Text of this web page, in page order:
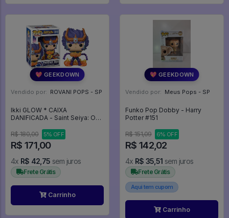
💖 GEEKDOWN
Vendido por: ROVANI POPS - SP
Ikki GLOW * CAIXA
DANIFICADA - Saint Seiya: Os
R$ 180,00
5% OFF
R$ 171,00
4x R$ 42,75 sem juros
Frete Grátis
Carrinho
💖 GEEKDOWN
Vendido por: Meus Pops - SP
Funko Pop Dobby - Harry
Potter #151
R$ 151,09 6% OFF
R$ 142,02
4x R$ 35,51 sem juros
Frete Grátis
Aqui tem cupom
Carrinho